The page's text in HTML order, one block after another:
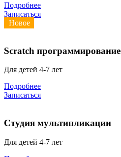
Подробнее
Записаться
Новое
Scratch программирование
Для детей 4-7 лет
Подробнее
Записаться
Студия мультипликации
Для детей 4-7 лет